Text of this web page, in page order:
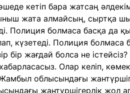
кетіп бара жатсаң
жата алмайсың, сыртқа
Полиция болмаса басқа да
күзетеді. Полиция болмаса
жағдай болса не істейсіз?
Олар келіп,
облысындағы
жантүршігерлік жол